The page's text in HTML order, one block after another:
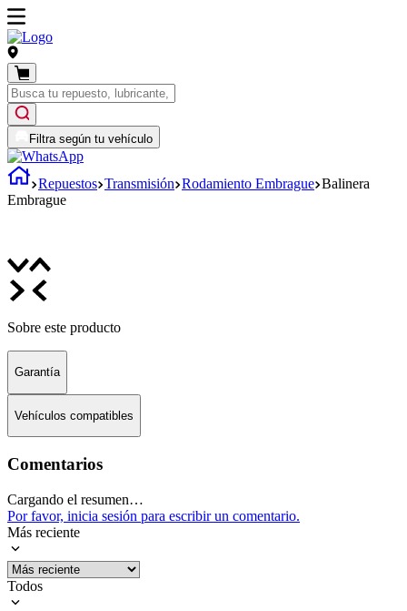
Filtra según tu vehículo
Repuestos Transmisión Rodamiento Embrague Balinera
Embrague
Sobre este producto
Garantía
Vehículos compatibles
Comentarios
Cargando el resumen…
Por favor, inicia sesión para escribir un comentario.
Más reciente
Todos